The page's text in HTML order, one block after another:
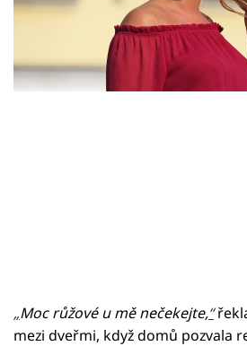
Přihlášení
„Moc růžové u mě nečekejte,“
mezi dveřmi, když domů pozvala